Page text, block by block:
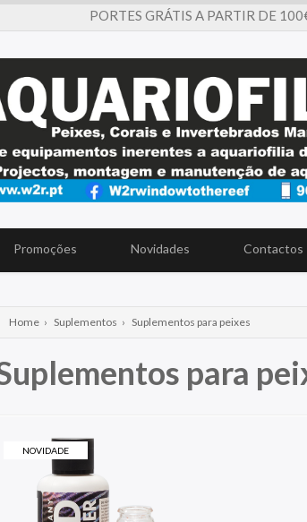
PORTES GRÁTIS A PARTIR DE
Promoções Novidades Contactos
Home › Suplementos › Suplementos para peixes
para
NOVIDADE